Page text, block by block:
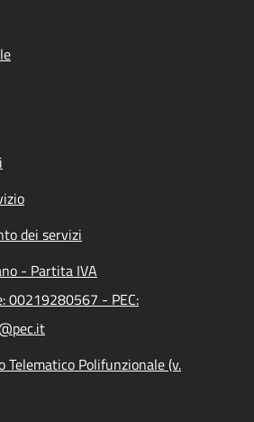
dei servizi
- Partita IVA
00219280567 - PEC:
Telematico Polifunzionale (v.